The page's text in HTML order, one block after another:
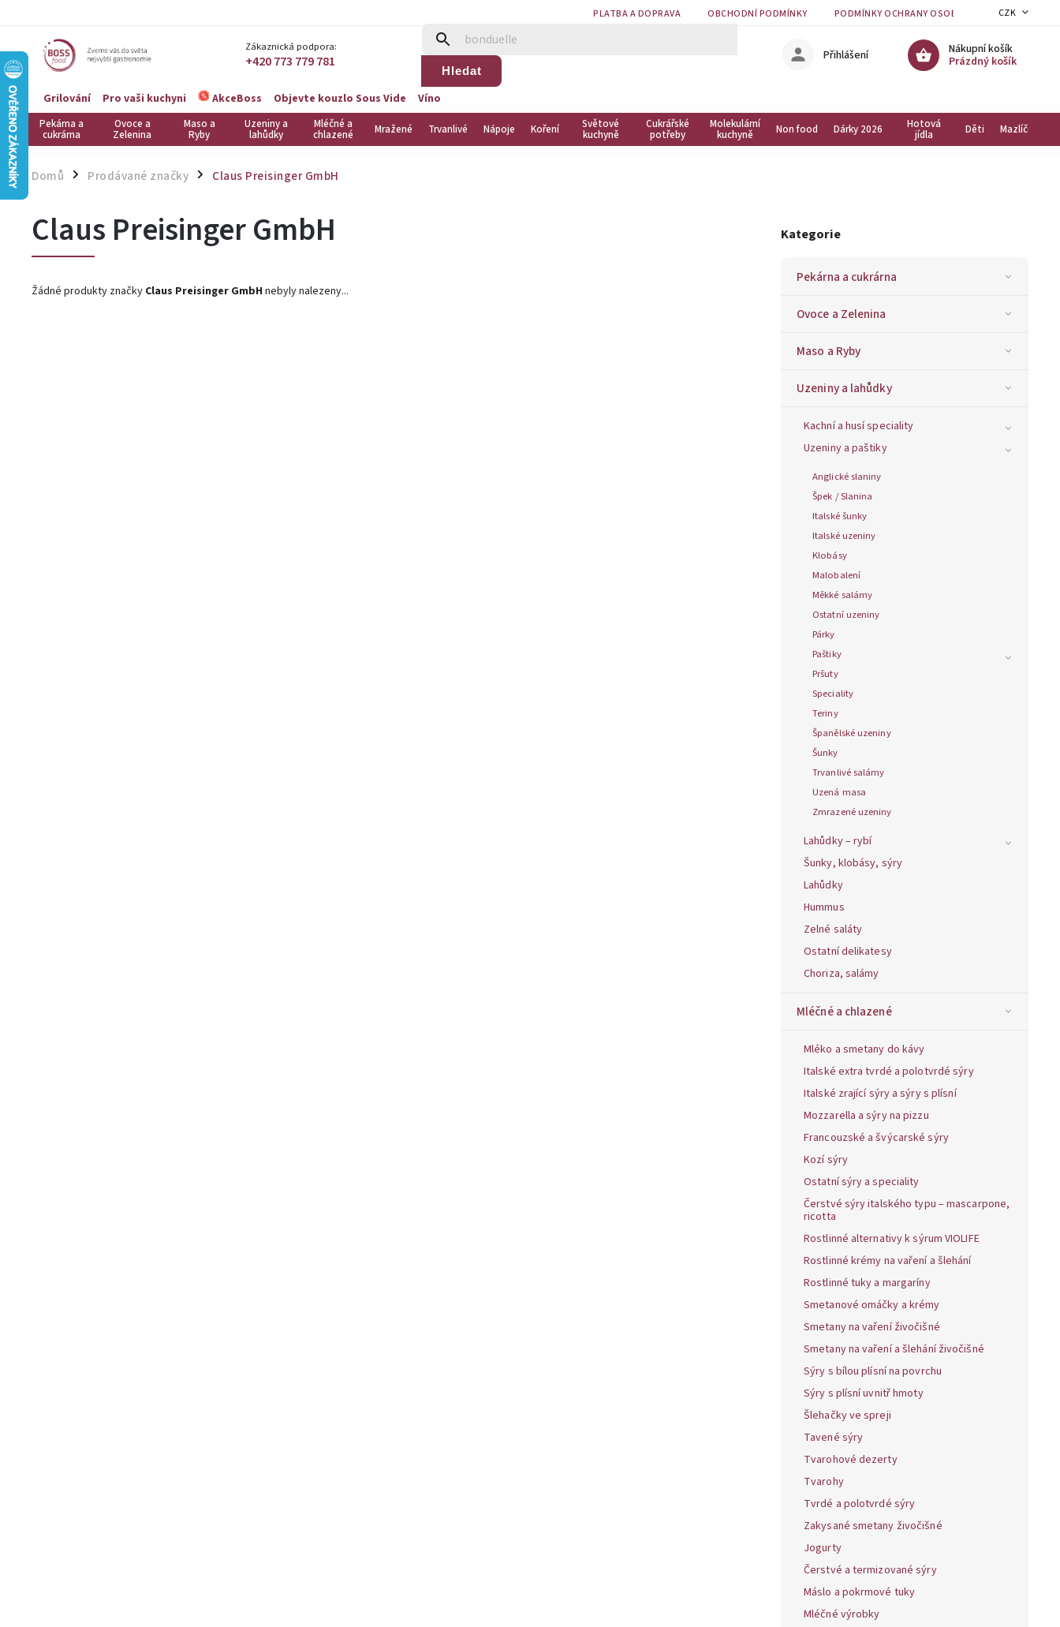
PLATBA A DOPRAVA OBCHODNÍ PODMÍNKY PODMÍNKY OCHRANY OSOBNÍCH ÚDAJŮ
CZK
Zákaznická podpora:
+420 773 779 781 Hledat
Nákupní košík
Prázdný košík
Přihlášení
Grilování Pro vaši kuchyni AkceBoss Objevte kouzlo Sous Vide Víno
Pekárna a
cukrárna
Ovoce a
Zelenina
Maso a
Ryby
Uzeniny a
lahůdky
Mléčné a
chlazené Mražené Trvanlivé Nápoje Koření Světové
kuchyně
Cukrářské
potřeby
Molekulární
kuchyně Non food Dárky 2026 Hotová
jídla Děti Mazlíčci
Domů / Prodávané značky / Claus Preisinger GmbH
Kategorie
Pekárna a cukrárna
Ovoce a Zelenina
Maso a Ryby
Uzeniny a lahůdky
Kachní a husí speciality
Uzeniny a paštiky
Anglické slaniny
Špek / Slanina
Italské šunky
Italské uzeniny
Klobásy
Malobalení
Měkké salámy
Ostatní uzeniny
Párky
Paštiky
Pršuty
Speciality
Teriny
Španělské uzeniny
Šunky
Trvanlivé salámy
Uzená masa
Zmrazené uzeniny
Lahůdky – rybí
Šunky, klobásy, sýry
Lahůdky
Hummus
Zelné saláty
Ostatní delikatesy
Choriza, salámy
Mléčné a chlazené
Mléko a smetany do kávy
Italské extra tvrdé a polotvrdé sýry
Italské zrající sýry a sýry s plísní
Mozzarella a sýry na pizzu
Francouzské a švýcarské sýry
Kozí sýry
Ostatní sýry a speciality
Čerstvé sýry italského typu – mascarpone,
ricotta
Rostlinné alternativy k sýrum VIOLIFE
Rostlinné krémy na vaření a šlehání
Rostlinné tuky a margaríny
Smetanové omáčky a krémy
Smetany na vaření živočišné
Smetany na vaření a šlehání živočišné
Sýry s bílou plísní na povrchu
Sýry s plísní uvnitř hmoty
Šlehačky ve spreji
Tavené sýry
Tvarohové dezerty
Tvarohy
Tvrdé a polotvrdé sýry
Zakysané smetany živočišné
Jogurty
Čerstvé a termizované sýry
Máslo a pokrmové tuky
Mléčné výrobky
Claus Preisinger GmbH
Žádné produkty značky Claus Preisinger GmbH nebyly nalezeny...